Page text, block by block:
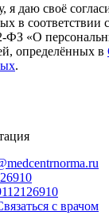
я даю своё
в соответствии
ФЗ «О
определённых в
.
с врачом